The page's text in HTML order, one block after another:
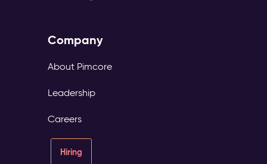
Company
About Pimcore
Leadership
Careers
Hiring